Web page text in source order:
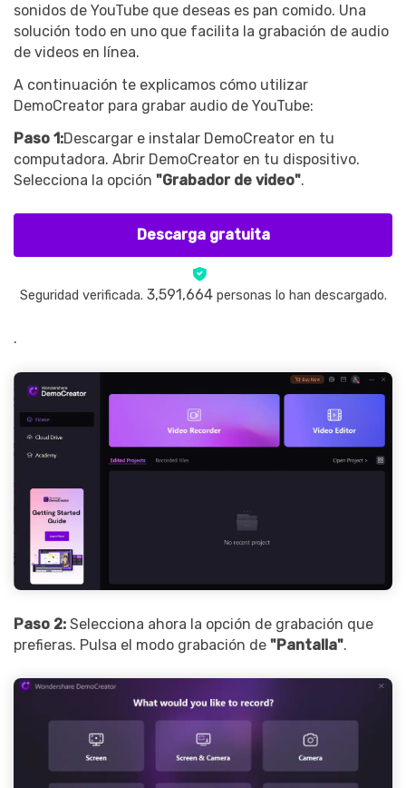
sonidos de YouTube que deseas es pan comido. Una
solución todo en uno que facilita la grabación de audio
de videos en línea.
A continuación te explicamos cómo utilizar
DemoCreator para grabar audio de YouTube:
Paso 1:Descargar e instalar DemoCreator en tu
computadora. Abrir DemoCreator en tu dispositivo.
Selecciona la opción "Grabador de video".
Descarga gratuita
Seguridad verificada. 3,591,664personas lo han descargado.
.
Paso 2: Selecciona ahora la opción de grabación que
prefieras. Pulsa el modo grabación de "Pantalla".